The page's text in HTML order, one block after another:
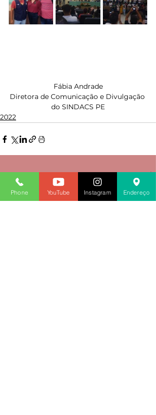
Fábia Andrade
Diretora de Comunicação e Divulgação
do SINDACS PE
2022
Posts recentes Ver tudo
Phone YouTube Instagram Endereço